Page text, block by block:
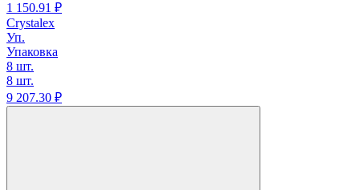
1 150.91 ₽
Crystalex
Уп.
Упаковка
8 шт.
8 шт.
9 207.30 ₽